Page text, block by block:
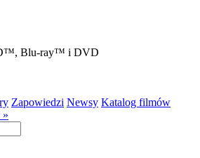
Blu-ray™ i DVD
Zapowiedzi Newsy Katalog filmów
»